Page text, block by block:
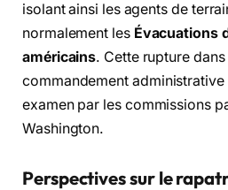
isolant ainsi les agents de
normalement les Évacuations
américains. Cette rupture
commandement
examen par les commissions
Washington.
Perspectives sur le